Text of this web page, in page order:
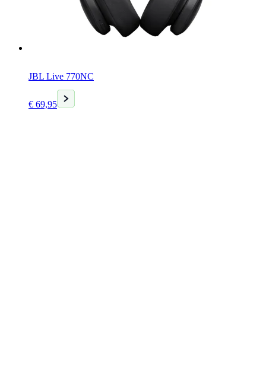
JBL Live 770NC
€ 69,95
Huidige
prijs